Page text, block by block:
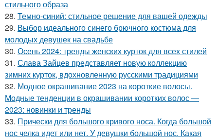
стильного образа
28. Темно-синий: стильное решение для вашей одежды
29. Выбор идеального синего брючного костюма для
молодых девушек на свадьбе
30. Осень 2024: тренды женских курток для всех стилей
31. Слава Зайцев представляет новую коллекцию
зимних курток, вдохновленную русскими традициями
32. Модное окрашивание 2023 на короткие волосы.
Модные тенденции в окрашивании коротких волос —
2023: новинки и тренды
33. Прически для большого кривого носа. Когда большой
нос челка идет или нет. У девушки большой нос. Какая